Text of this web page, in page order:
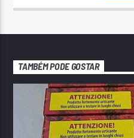
TAMBÉM PODE GOSTAR